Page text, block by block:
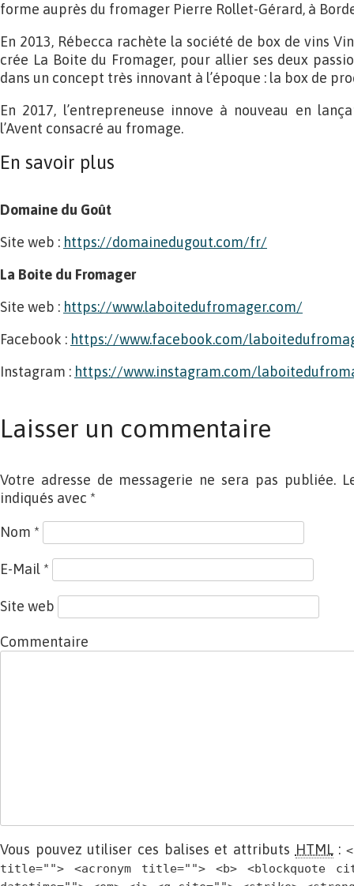
forme auprès du fromager Pierre Rollet-Gérard, à
En 2013, Rébecca rachète la société de box de vins
crée La Boite du Fromager, pour allier ses deux
dans un concept très innovant à l’époque : la box de
En 2017, l’entrepreneuse innove à nouveau en
l’Avent consacré au fromage.
En savoir plus
Domaine du Goût
Site web : https://domainedugout.com/fr/
La Boite du Fromager
Site web : https://www.laboitedufromager.com/
Facebook : https://www.facebook.com/
Instagram : https://www.instagram.com/
Laisser un commentaire
Votre adresse de messagerie ne sera pas publiée.
indiqués avec *
Nom *
E-Mail *
Site web
Commentaire
Vous pouvez utiliser ces balises et attributs HTML:
title=""> <acronym title=""> <b> <blockquote